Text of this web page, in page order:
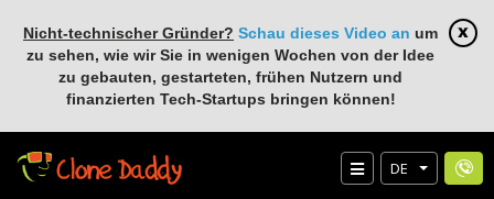
Nicht-technischer Gründer? Schau dieses Video an um
zu sehen, wie wir Sie in wenigen Wochen von der Idee
zu gebauten, gestarteten, frühen Nutzern und
finanzierten Tech-Startups bringen können!
DE